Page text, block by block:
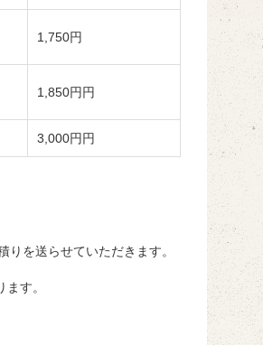
1,750円
1,850円円
3,000円円
を送らせていただきます。
す。